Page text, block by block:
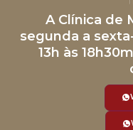
A Clínica de
segunda a
13h às